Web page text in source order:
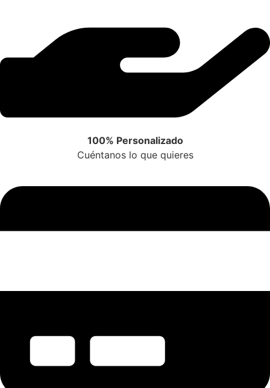
100% Personalizado
Cuéntanos lo que quieres